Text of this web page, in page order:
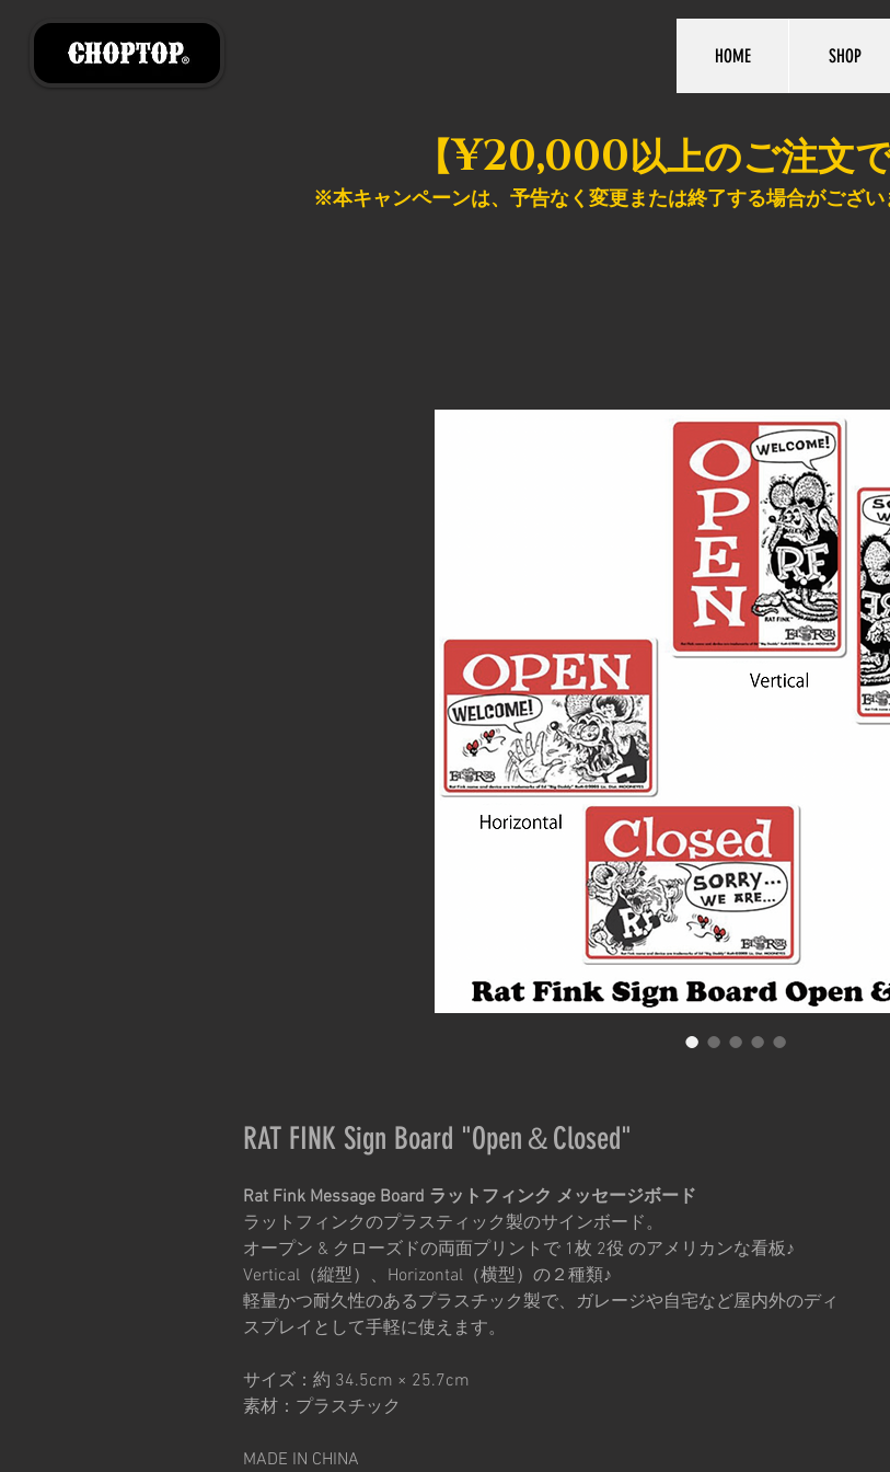
HOME SHOP
【¥20,000以上のご注文
※本キャンペーンは、予告なく変更または終了する場合がござい
RAT FINK Sign Board "Open＆Closed"
Rat Fink Message Board ラットフィンク メッセージボード
ラットフィンクのプラスティック製のサインボード。
オープン & クローズドの両面プリントで 1枚 2役 のアメリカンな看板♪
Vertical（縦型）、Horizontal（横型）の２種類♪
軽量かつ耐久性のあるプラスチック製で、ガレージや自宅など屋内外のディ
スプレイとして手軽に使えます。
サイズ：約 34.5cm × 25.7cm
素材：プラスチック
MADE IN CHINA